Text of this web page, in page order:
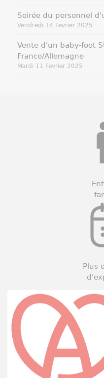
Soirée du personnel
Vendredi 14 Fevrier 2025
Vente d'un baby-foot
France/Allemagne
Mardi 11 Fevrier 2025
Plus